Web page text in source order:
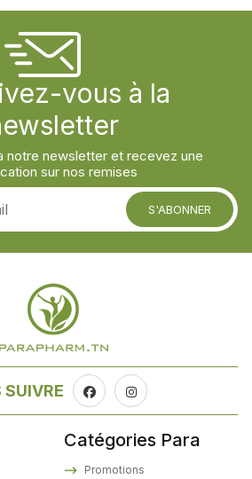
vous à la
notre newsletter et recevez une
sur nos remises
S'ABONNER
SUIVRE
Catégories Para
Promotions